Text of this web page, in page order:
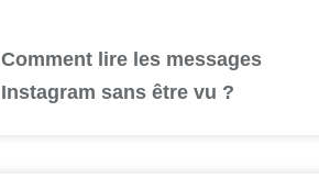
Comment lire les messages
Instagram sans être vu ?